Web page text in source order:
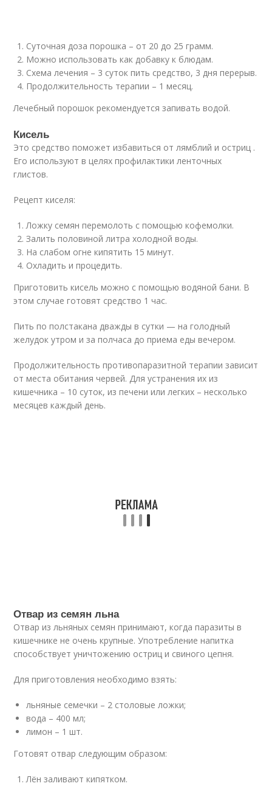
Суточная доза порошка – от 20 до 25 грамм.
Можно использовать как добавку к блюдам.
Схема лечения – 3 суток пить средство, 3 дня перерыв.
Продолжительность терапии – 1 месяц.
Лечебный порошок рекомендуется запивать водой.
Кисель
Это средство поможет избавиться от лямблий и остриц .
Его используют в целях профилактики ленточных
глистов.
Рецепт киселя:
Ложку семян перемолоть с помощью кофемолки.
Залить половиной литра холодной воды.
На слабом огне кипятить 15 минут.
Охладить и процедить.
Приготовить кисель можно с помощью водяной бани. В
этом случае готовят средство 1 час.
Пить по полстакана дважды в сутки — на голодный
желудок утром и за полчаса до приема еды вечером.
Продолжительность противопаразитной терапии зависит
от места обитания червей. Для устранения их из
кишечника – 10 суток, из печени или легких – несколько
месяцев каждый день.
Отвар из семян льна
Отвар из льняных семян принимают, когда паразиты в
кишечнике не очень крупные. Употребление напитка
способствует уничтожению остриц и свиного цепня.
Для приготовления необходимо взять:
льняные семечки – 2 столовые ложки;
вода – 400 мл;
лимон – 1 шт.
Готовят отвар следующим образом:
Лён заливают кипятком.